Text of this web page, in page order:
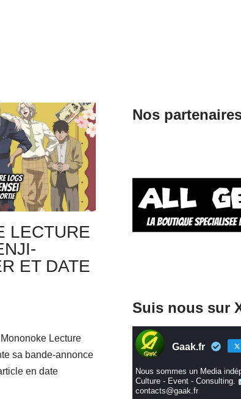
LECTURE
ET DATE
Lecture
sa bande-annonce
en date
Nos
Suis nous sur
Gaak.fr
Nous sommes un Media
Culture - Event - Consulting.
contacts@gaak.fr